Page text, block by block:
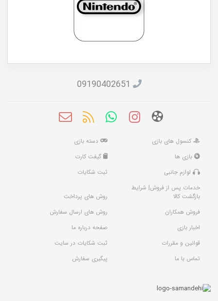
09190402651
کنسول های بازی
دسته بازی
بازی ها
گیفت کارت
لوازم جانبی
ثبت شکایات
خدمات پس از فروش| شرایط
بازگشت کالا
روش های پرداخت
فروش همکاران
روش های ارسال سفارش
اخبار بازی
صفحه درباره ما
قوانین و مقررات
ثبت شکایات در سایت
تماس با ما
پیگیری سفارش